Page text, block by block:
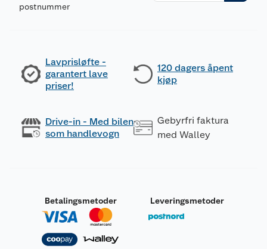
postnummer
Lavprisløfte -
garantert lave
priser!
120 dagers åpent
kjøp
Drive-in - Med bilen
som handlevogn
Gebyrfri faktura
med Walley
Betalingsmetoder Leveringsmetoder